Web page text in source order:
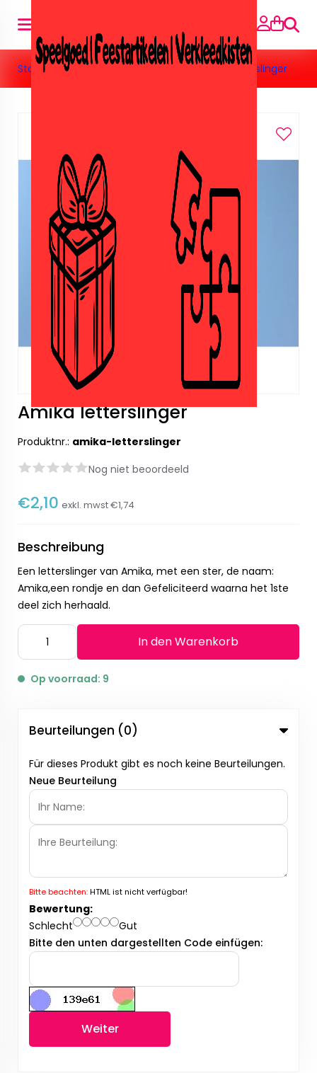
Suche
Startseite» Feestartikelen »Amika » Amika letterslinger
Amika letterslinger
Produktnr.: amika-letterslinger
Nog niet beoordeeld
€2,10 exkl. mwst€1,74
Beschreibung
Een letterslinger van Amika, met een ster, de naam:
Amika,een rondje en dan Gefeliciteerd waarna het 1ste
deel zich herhaald.
In den Warenkorb
Op voorraad: 9
Beurteilungen (0)
Für dieses Produkt gibt es noch keine Beurteilungen.
Neue Beurteilung
Bitte beachten:HTML ist nicht verfügbar!
Bewertung:
Schlecht
Gut
Bitte den unten dargestellten Code einfügen:
Weiter